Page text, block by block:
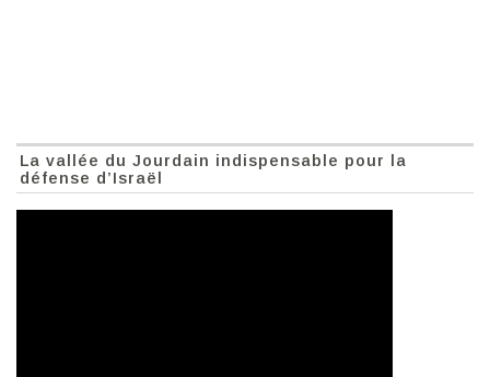
La vallée du Jourdain indispensable pour la
défense d’Israël